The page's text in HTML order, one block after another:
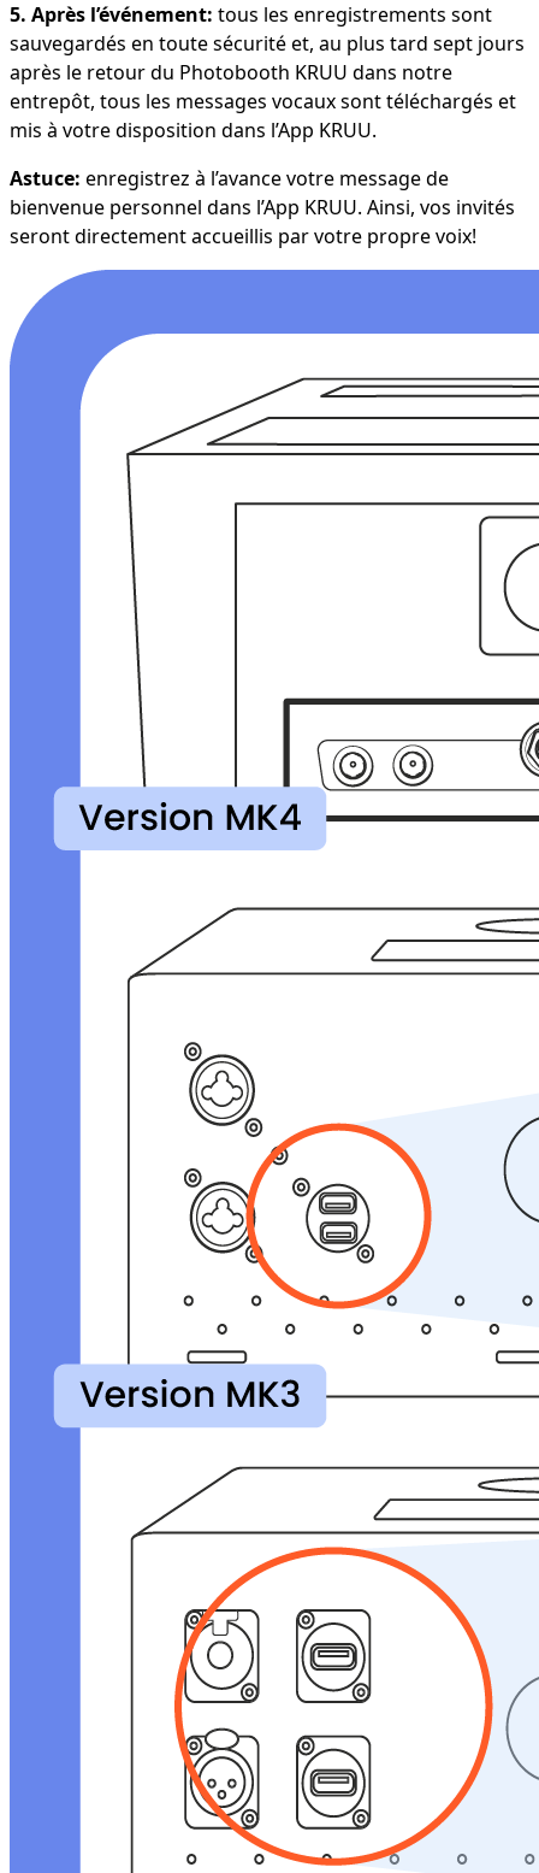
5. Après l’événement: tous les enregistrements sont
sauvegardés en toute sécurité et, au plus tard sept jours
après le retour du Photobooth KRUU dans notre
entrepôt, tous les messages vocaux sont téléchargés et
mis à votre disposition dans l’App KRUU.
Astuce: enregistrez à l’avance votre message de
bienvenue personnel dans l’App KRUU. Ainsi, vos invités
seront directement accueillis par votre propre voix!